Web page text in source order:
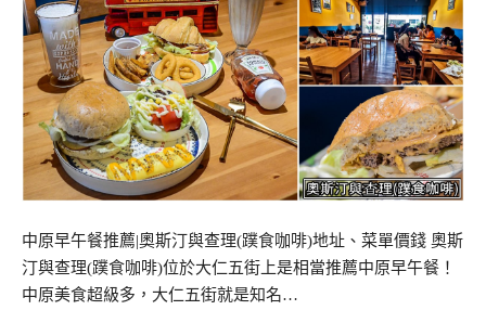
中原早午餐推薦|奧斯汀與查理(蹼食咖啡)地址、菜單價錢 奧斯
汀與查理(蹼食咖啡)位於大仁五街上是相當推薦中原早午餐！
中原美食超級多，大仁五街就是知名…